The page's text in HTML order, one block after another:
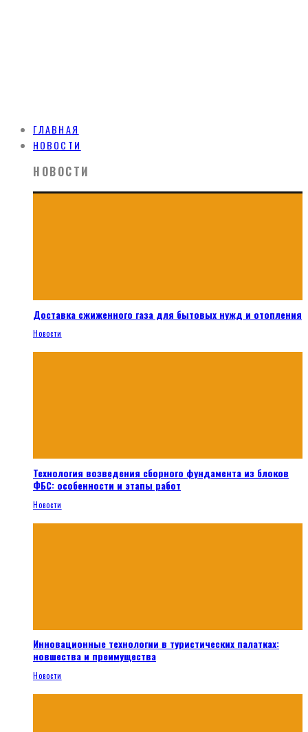
ГЛАВНАЯ
НОВОСТИ
НОВОСТИ
Доставка сжиженного газа для бытовых нужд и отопления
Новости
Технология возведения сборного фундамента из блоков
ФБС: особенности и этапы работ
Новости
Инновационные технологии в туристических палатках:
новшества и преимущества
Новости